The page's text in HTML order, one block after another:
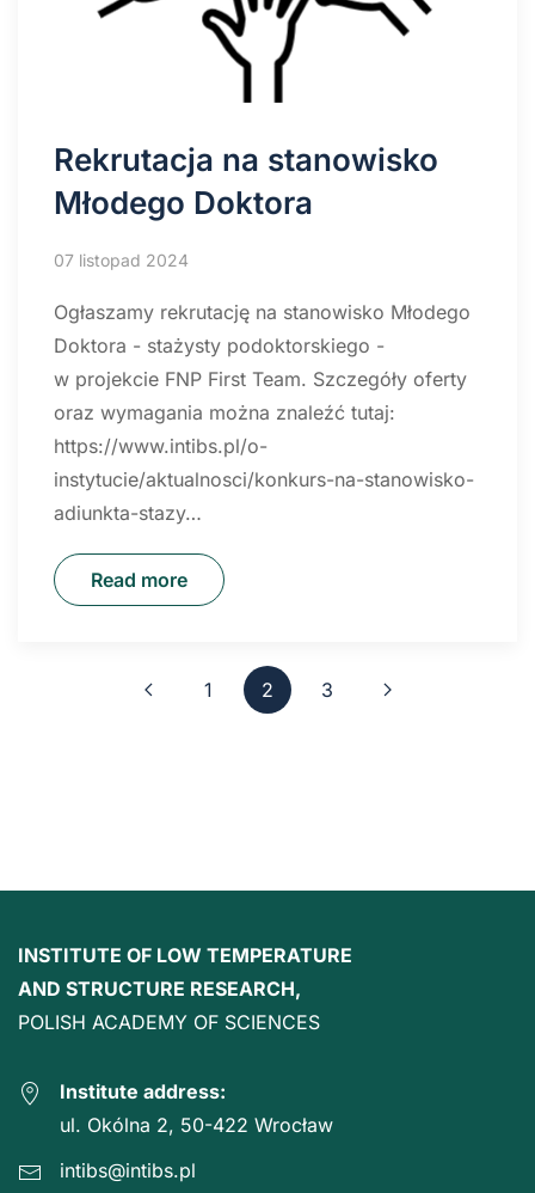
Rekrutacja na stanowisko
Młodego Doktora
07 listopad 2024
Ogłaszamy rekrutację na stanowisko Młodego
Doktora - stażysty podoktorskiego -
w projekcie FNP First Team. Szczegóły oferty
oraz wymagania można znaleźć tutaj:
https://www.intibs.pl/o-
instytucie/aktualnosci/konkurs-na-stanowisko-
adiunkta-stazy…
Read more
1 2 3
INSTITUTE OF LOW TEMPERATURE
AND STRUCTURE RESEARCH,
POLISH ACADEMY OF SCIENCES
Institute address:
ul. Okólna 2, 50-422 Wrocław
intibs@intibs.pl